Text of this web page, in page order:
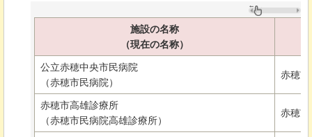
施設の名称
（現在の名称）
公立赤穂中央市民病院
（赤穂市民病院）
赤穂
赤穂市高雄診療所
（赤穂市民病院高雄診療所）
赤穂